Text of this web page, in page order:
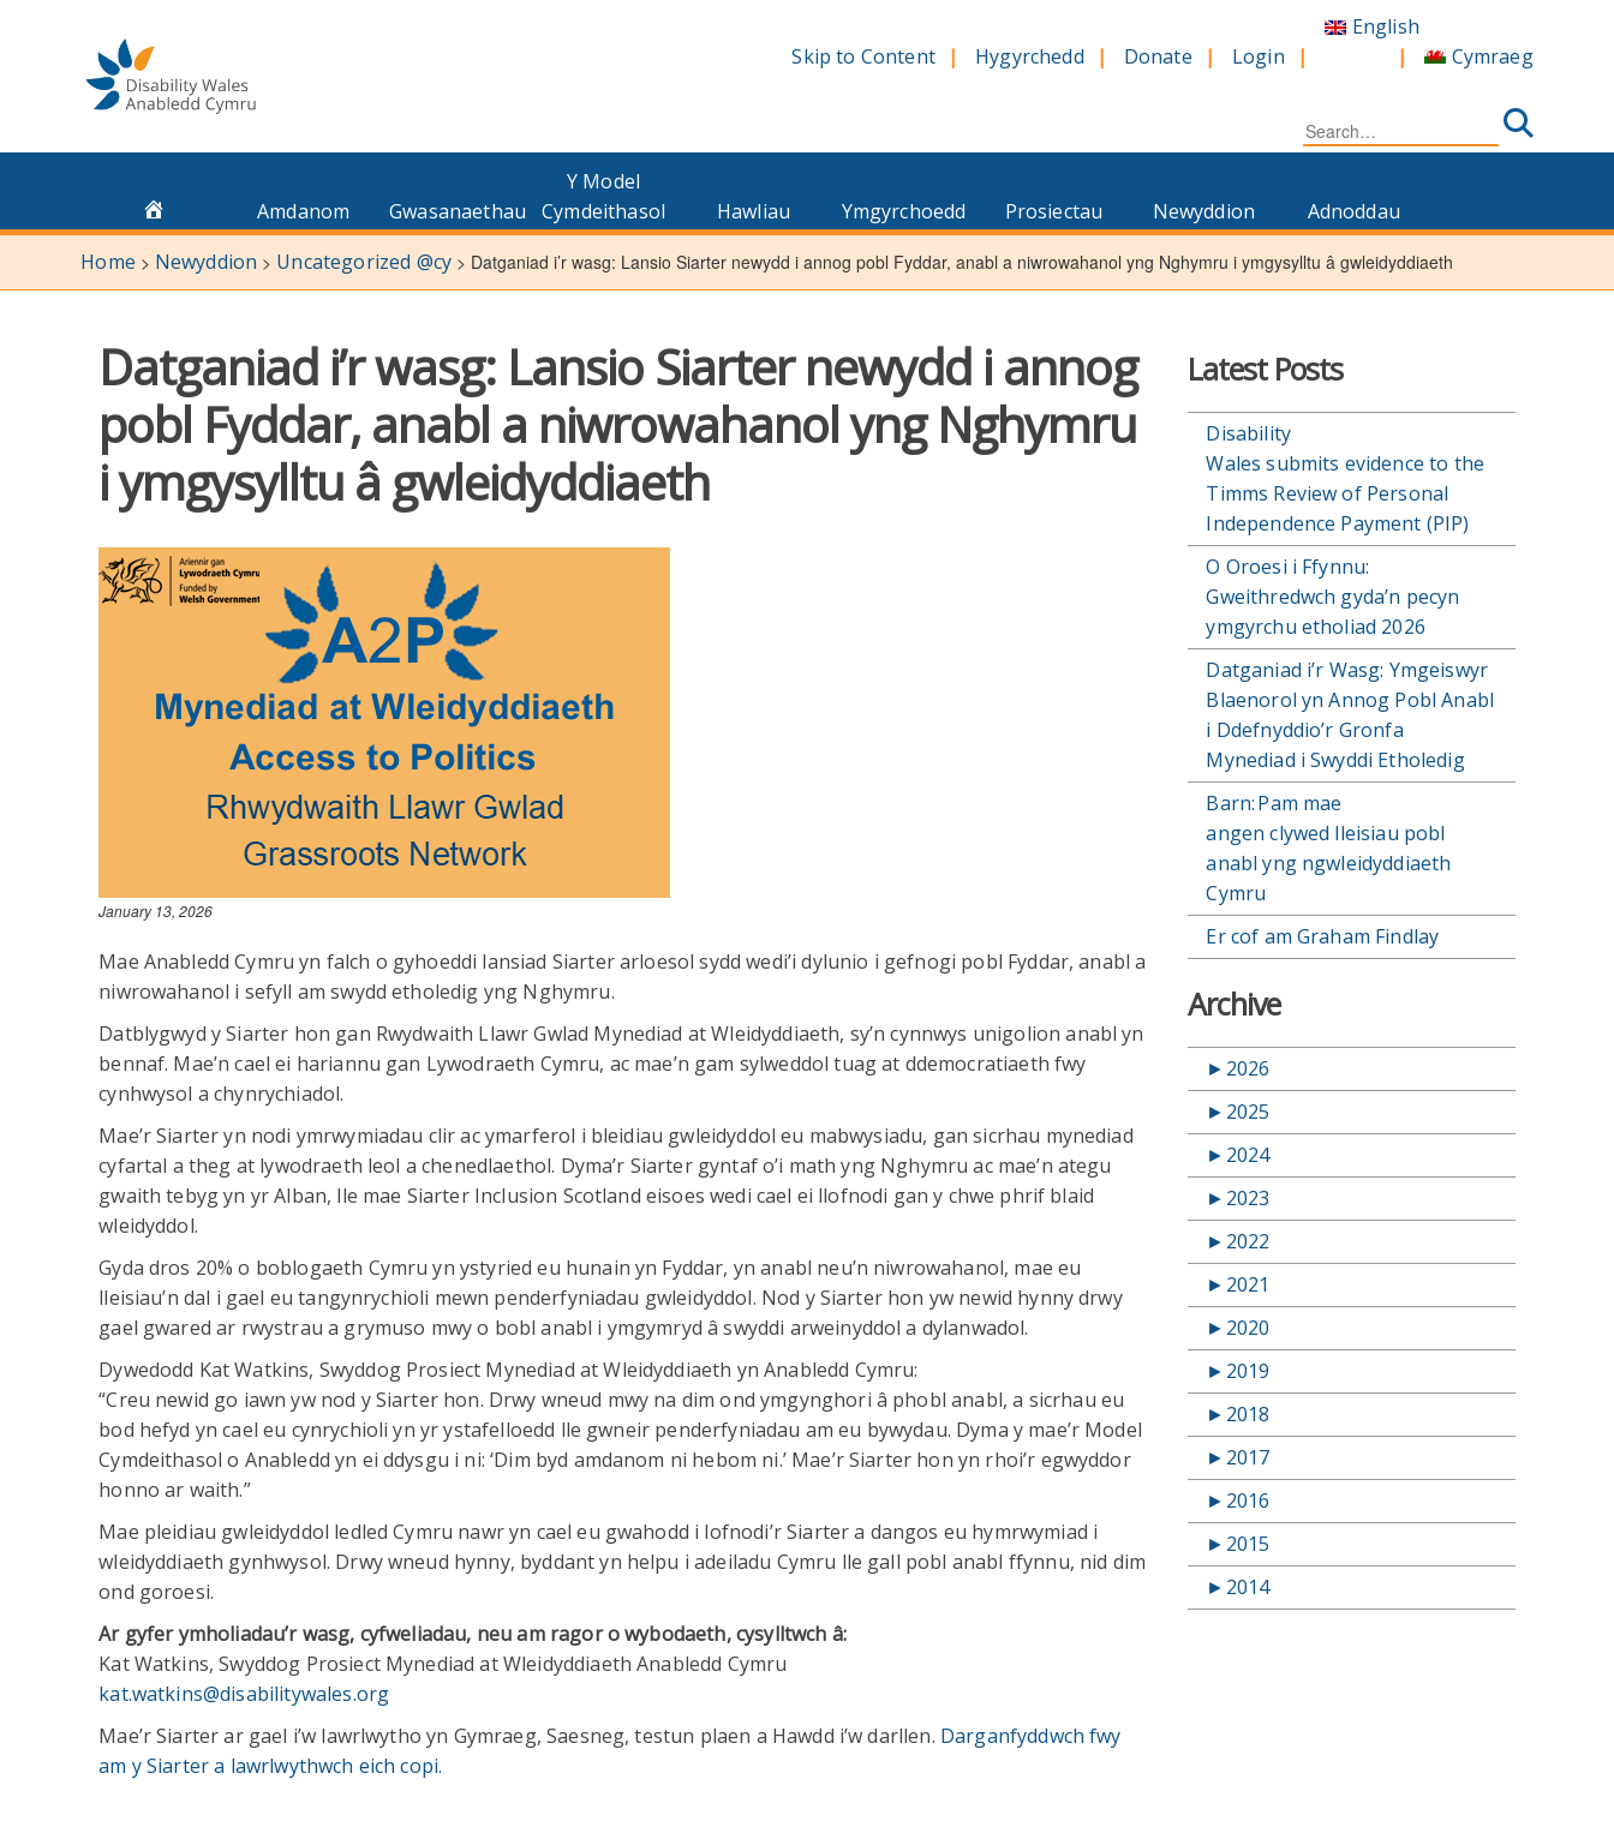
Skip to Content Hygyrchedd Donate Login
English
Cymraeg
Search
for:
Amdanom Gwasanaethau
Y Model
Cymdeithasol
Hawliau Ymgyrchoedd Prosiectau Newyddion
Adnoddau
Home > Newyddion > Uncategorized @cy > Datganiad i’r wasg: Lansio Siarter newydd i annog pobl Fyddar, anabl a niwrowahanol yng Nghymru i ymgysylltu â gwleidyddiaeth
Datganiad i’r wasg: Lansio Siarter newydd i annog
pobl Fyddar, anabl a niwrowahanol yng Nghymru
i ymgysylltu â gwleidyddiaeth
January 13, 2026
Mae Anabledd Cymru yn falch o gyhoeddi lansiad Siarter arloesol sydd wedi’i dylunio i gefnogi pobl Fyddar, anabl a
niwrowahanol i sefyll am swydd etholedig yng Nghymru.
Datblygwyd y Siarter hon gan Rwydwaith Llawr Gwlad Mynediad at Wleidyddiaeth, sy’n cynnwys unigolion anabl yn
bennaf. Mae’n cael ei hariannu gan Lywodraeth Cymru, ac mae’n gam sylweddol tuag at ddemocratiaeth fwy
cynhwysol a chynrychiadol.
Mae’r Siarter yn nodi ymrwymiadau clir ac ymarferol i bleidiau gwleidyddol eu mabwysiadu, gan sicrhau mynediad
cyfartal a theg at lywodraeth leol a chenedlaethol. Dyma’r Siarter gyntaf o’i math yng Nghymru ac mae’n ategu
gwaith tebyg yn yr Alban, lle mae Siarter Inclusion Scotland eisoes wedi cael ei llofnodi gan y chwe phrif blaid
wleidyddol.
Gyda dros 20% o boblogaeth Cymru yn ystyried eu hunain yn Fyddar, yn anabl neu’n niwrowahanol, mae eu
lleisiau’n dal i gael eu tangynrychioli mewn penderfyniadau gwleidyddol. Nod y Siarter hon yw newid hynny drwy
gael gwared ar rwystrau a grymuso mwy o bobl anabl i ymgymryd â swyddi arweinyddol a dylanwadol.
Dywedodd Kat Watkins, Swyddog Prosiect Mynediad at Wleidyddiaeth yn Anabledd Cymru:
“Creu newid go iawn yw nod y Siarter hon. Drwy wneud mwy na dim ond ymgynghori â phobl anabl, a sicrhau eu
bod hefyd yn cael eu cynrychioli yn yr ystafelloedd lle gwneir penderfyniadau am eu bywydau. Dyma y mae’r Model
Cymdeithasol o Anabledd yn ei ddysgu i ni: ‘Dim byd amdanom ni hebom ni.’ Mae’r Siarter hon yn rhoi’r egwyddor
honno ar waith.”
Mae pleidiau gwleidyddol ledled Cymru nawr yn cael eu gwahodd i lofnodi’r Siarter a dangos eu hymrwymiad i
wleidyddiaeth gynhwysol. Drwy wneud hynny, byddant yn helpu i adeiladu Cymru lle gall pobl anabl ffynnu, nid dim
ond goroesi.
Ar gyfer ymholiadau’r wasg, cyfweliadau, neu am ragor o wybodaeth, cysylltwch â:
Kat Watkins, Swyddog Prosiect Mynediad at Wleidyddiaeth Anabledd Cymru
kat.watkins@disabilitywales.org
Mae’r Siarter ar gael i’w lawrlwytho yn Gymraeg, Saesneg, testun plaen a Hawdd i’w darllen. Darganfyddwch fwy
am y Siarter a lawrlwythwch eich copi.
Latest Posts
Disability
Wales submits evidence to the
Timms Review of Personal
Independence Payment (PIP)
O Oroesi i Ffynnu:
Gweithredwch gyda’n pecyn
ymgyrchu etholiad 2026
Datganiad i’r Wasg: Ymgeiswyr
Blaenorol yn Annog Pobl Anabl
i Ddefnyddio’r Gronfa
Mynediad i Swyddi Etholedig
Barn: Pam mae
angen clywed lleisiau pobl
anabl yng ngwleidyddiaeth
Cymru
Er cof am Graham Findlay
Archive
► 2026
► 2025
► 2024
► 2023
► 2022
► 2021
► 2020
► 2019
► 2018
► 2017
► 2016
► 2015
► 2014